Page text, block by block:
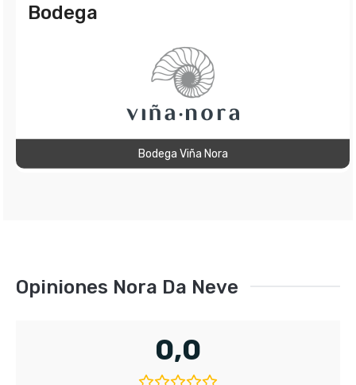
Bodega
Bodega Viña Nora
Opiniones Nora Da Neve
0,0